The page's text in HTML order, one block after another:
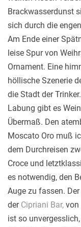
Brackwasserdunst
sich durch die
Am Ende einer
leise Spur von
Ornament. Eine
höllische Szenerie
die Stadt der
Labung gibt es
Übermaß. Den
Moscato Oro muß
dem Durchreisen
Croce und
es notwendig, den
Auge zu fassen.
der Cipriani Bar, von
ist so